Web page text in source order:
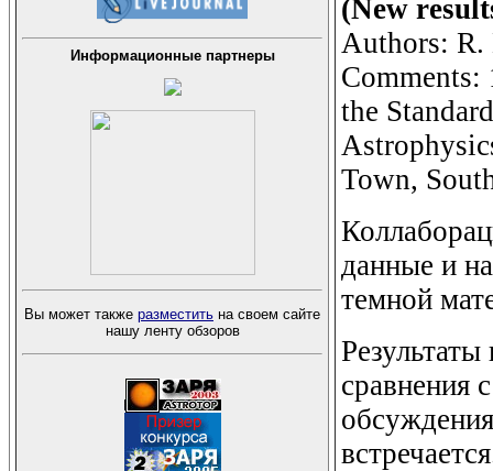
Информационные партнеры
Вы может также разместить на своем сайте
нашу ленту обзоров
(New
Authors: R.
Comments:
the
Town,
данные и
темной
сравнения